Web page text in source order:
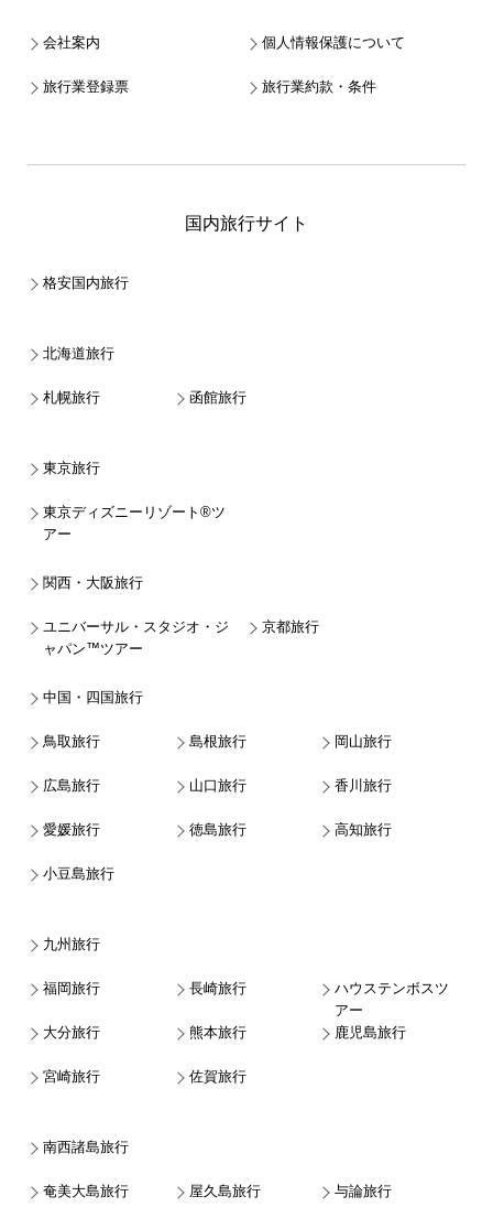
会社案内 個人情報保護について
旅行業登録票 旅行業約款・条件
国内旅行サイト
格安国内旅行
北海道旅行
札幌旅行 函館旅行
東京旅行
東京ディズニーリゾート®ツ
アー
関西・大阪旅行
ユニバーサル・スタジオ・ジ
ャパン™ツアー
京都旅行
中国・四国旅行
鳥取旅行 島根旅行 岡山旅行
広島旅行 山口旅行 香川旅行
愛媛旅行 徳島旅行 高知旅行
小豆島旅行
九州旅行
福岡旅行 長崎旅行
ハウステンボスツ
アー
大分旅行
熊本旅行 鹿児島旅行
宮崎旅行 佐賀旅行
南西諸島旅行
奄美大島旅行 屋久島旅行 与論旅行